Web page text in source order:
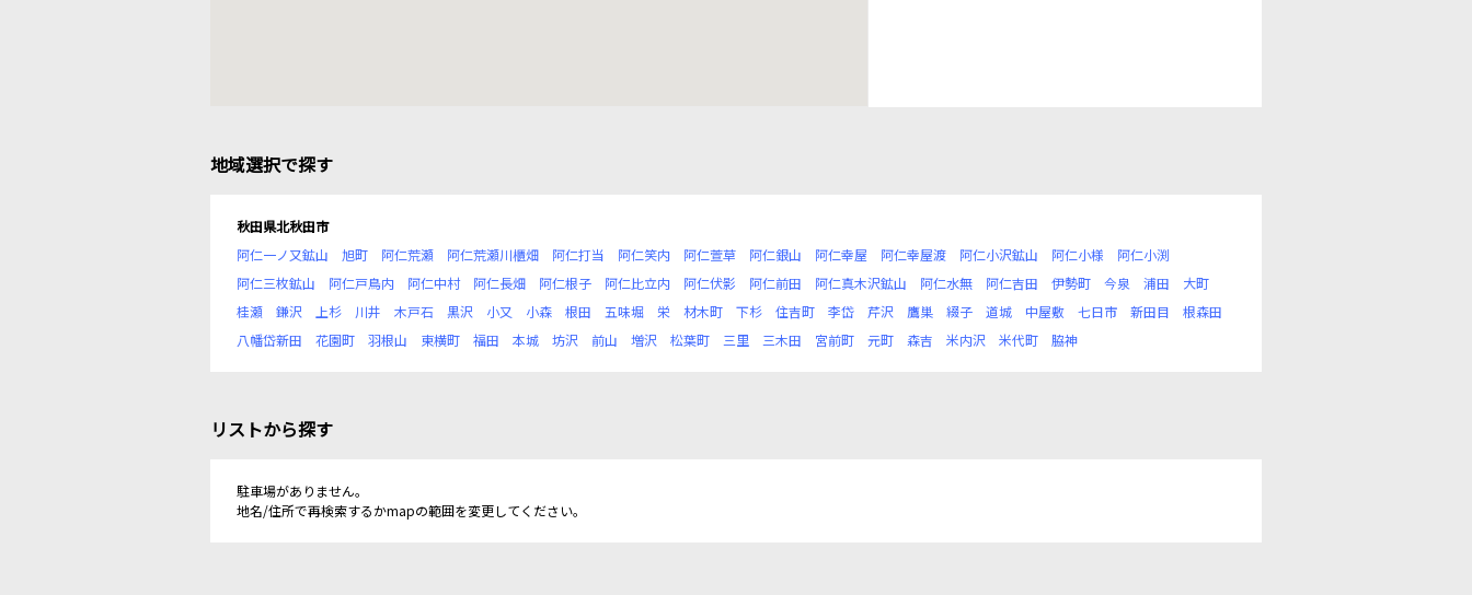
地域選択で探す
秋田県北秋田市
阿仁一ノ又鉱山
旭町 阿仁荒瀬 阿仁荒瀬川櫃畑 阿仁打当 阿仁笑内 阿仁萱草 阿仁銀山 阿仁幸屋 阿仁幸屋渡 阿仁小沢鉱山 阿仁小様
阿仁小渕
阿仁三枚鉱山
阿仁戸鳥内 阿仁中村 阿仁長畑 阿仁根子 阿仁比立内 阿仁伏影 阿仁前田 阿仁真木沢鉱山 阿仁水無 阿仁吉田 伊勢町 今泉 浦田
大町
桂瀬
鎌沢 上杉 川井 木戸石 黒沢 小又 小森 根田 五味堀 栄 材木町 下杉 住吉町 李岱 芹沢 鷹巣 綴子 道城 中屋敷 七日市 新田目
根森田
八幡岱新田
花園町 羽根山 東横町 福田 本城 坊沢 前山 増沢 松葉町 三里 三木田 宮前町 元町 森吉 米内沢 米代町 脇神
リストから探す
駐車場がありません。
地名/住所で再検索するかmapの範囲を変更してください。